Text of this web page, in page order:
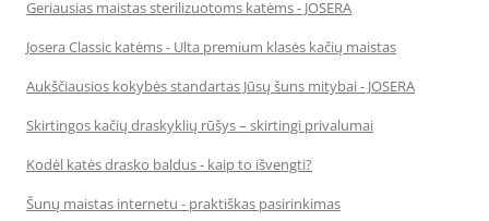
Geriausias maistas sterilizuotoms katėms - JOSERA
Josera Classic katėms - Ulta premium klasės kačių maistas
Aukščiausios kokybės standartas Jūsų šuns mitybai - JOSERA
Skirtingos kačių draskyklių rūšys – skirtingi privalumai
Kodėl katės drasko baldus - kaip to išvengti?
Šunų maistas internetu - praktiškas pasirinkimas